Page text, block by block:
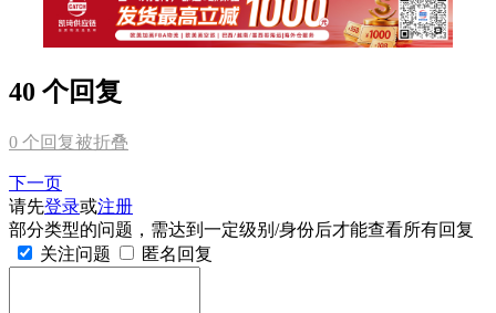
40 个回复
0 个回复被折叠
下一页
请先登录或注册
部分类型的问题，需达到一定级别/身份后才能查看所有回复
关注问题
匿名回复